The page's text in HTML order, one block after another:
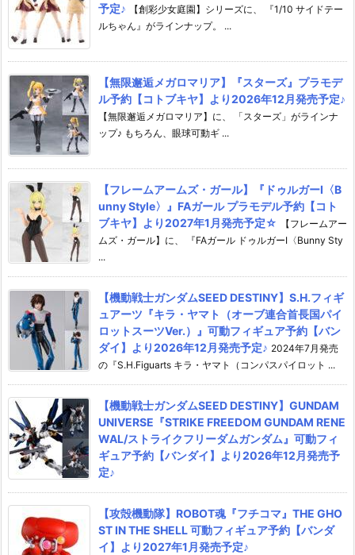
予定♪
【創彩少女庭園】シリーズに、 『1/10 サイドテー
ルちゃん』がラインナップ。 ...
【無限邂逅メガロマリア】『スターズ』プラモデ
ル予約【コトブキヤ】より2026年12月発売予定♪
【無限邂逅メガロマリア】に、 「スターズ」がラインナ
ップ♪ もちろん、眼球可動ギ ...
【フレームアームズ・ガール】『ドゥルガーI〈B
unny Style〉』FAガール プラモデル予約【コト
ブキヤ】より2027年1月発売予定☆
【フレームアー
ムズ・ガール】に、 『FAガール ドゥルガーI〈Bunny Sty
...
【機動戦士ガンダムSEED DESTINY】S.H.フィギ
ュアーツ『キラ・ヤマト（オーブ連合首長国パイ
ロットスーツVer.）』可動フィギュア予約【バン
ダイ】より2026年12月発売予定♪ 2024年7月発売
の『S.H.Figuarts キラ・ヤマト（コンパスパイロット ...
【機動戦士ガンダムSEED DESTINY】GUNDAM
UNIVERSE『STRIKE FREEDOM GUNDAM RENE
WAL/ストライクフリーダムガンダム』可動フィ
ギュア予約【バンダイ】より2026年12月発売予
定♪
【攻殻機動隊】ROBOT魂『フチコマ』THE GHO
ST IN THE SHELL 可動フィギュア予約【バンダ
イ】より2027年1月発売予定♪